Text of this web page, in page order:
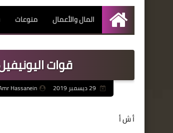
الرئيسية
المال والأعمال منوعات
قوات
Hassanein
أ ش أ